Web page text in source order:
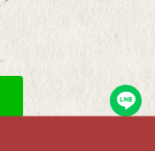
活動！